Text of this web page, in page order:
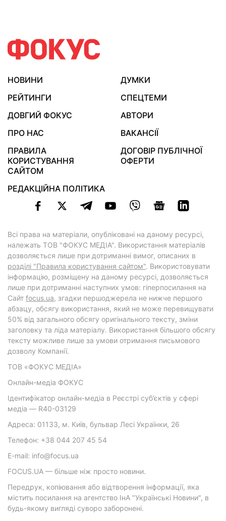
НОВИНИ
ДУМКИ
РЕЙТИНГИ
СПЕЦТЕМИ
ДОВГИЙ ФОКУС
АВТОРИ
ПРО НАС
ВАКАНСІЇ
ПРАВИЛА
КОРИСТУВАННЯ
САЙТОМ
ДОГОВІР ПУБЛІЧНОЇ
ОФЕРТИ
РЕДАКЦІЙНА ПОЛІТИКА
Всі права на матеріали, опубліковані на даному ресурсі,
належать ТОВ "ФОКУС МЕДІА". Використання матеріалів
дозволяється лише при дотриманні вимог, описаних в
розділі "Правила користування сайтом". Використовувати
інформацію, розміщену на даному ресурсі, дозволяється
лише при дотриманні наступних умов: гіперпосилання на
Cайт focus.ua, згадки першоджерела не нижче першого
абзацу, обсягу використання, який не може перевищувати
50% від загального обсягу оригінального тексту, зміни
заголовку та ліда матеріалу. Використання більшого обсягу
тексту можливе лише за умови отримання письмового
дозволу Компанії.
ТОВ «ФОКУС МЕДІА»
Онлайн-медіа ФОКУС
Ідентифікатор онлайн-медіа в Реєстрі суб’єктів у сфері
медіа — R40-03129
Адреса: 01133, м. Київ, бульвар Лесі Українки, 26
Телефон: +38 044 207 45 54
E-mail: info@focus.ua
FOCUS.UA — більше ніж просто новини.
Передрук, копіювання або відтворення інформації, яка
містить посилання на агентство ІнА "Українські Новини", в
будь-якому вигляді суворо заборонені.